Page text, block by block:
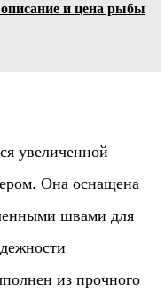
и цена рыбы
увеличенной
Она оснащена
швами для
из прочного